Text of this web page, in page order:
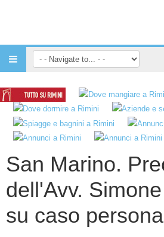
San Marino.
dell'Avv.
su caso